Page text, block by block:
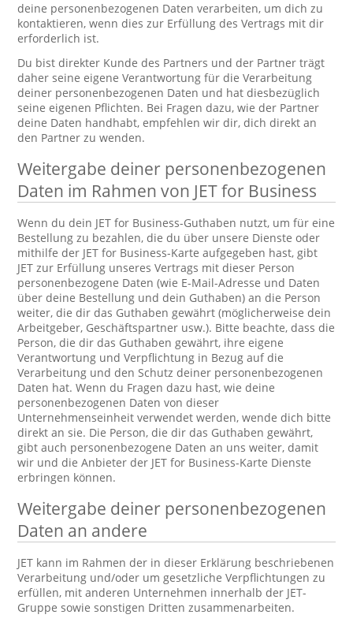
deine personenbezogenen Daten verarbeiten, um dich zu
kontaktieren, wenn dies zur Erfüllung des Vertrags mit dir
erforderlich ist.
Du bist direkter Kunde des Partners und der Partner trägt
daher seine eigene Verantwortung für die Verarbeitung
deiner personenbezogenen Daten und hat diesbezüglich
seine eigenen Pflichten. Bei Fragen dazu, wie der Partner
deine Daten handhabt, empfehlen wir dir, dich direkt an
den Partner zu wenden.
Weitergabe deiner personenbezogenen
Daten im Rahmen von JET for Business
Wenn du dein JET for Business-Guthaben nutzt, um für eine
Bestellung zu bezahlen, die du über unsere Dienste oder
mithilfe der JET for Business-Karte aufgegeben hast, gibt
JET zur Erfüllung unseres Vertrags mit dieser Person
personenbezogene Daten (wie E-Mail-Adresse und Daten
über deine Bestellung und dein Guthaben) an die Person
weiter, die dir das Guthaben gewährt (möglicherweise dein
Arbeitgeber, Geschäftspartner usw.). Bitte beachte, dass die
Person, die dir das Guthaben gewährt, ihre eigene
Verantwortung und Verpflichtung in Bezug auf die
Verarbeitung und den Schutz deiner personenbezogenen
Daten hat. Wenn du Fragen dazu hast, wie deine
personenbezogenen Daten von dieser
Unternehmenseinheit verwendet werden, wende dich bitte
direkt an sie. Die Person, die dir das Guthaben gewährt,
gibt auch personenbezogene Daten an uns weiter, damit
wir und die Anbieter der JET for Business-Karte Dienste
erbringen können.
Weitergabe deiner personenbezogenen
Daten an andere
JET kann im Rahmen der in dieser Erklärung beschriebenen
Verarbeitung und/oder um gesetzliche Verpflichtungen zu
erfüllen, mit anderen Unternehmen innerhalb der JET-
Gruppe sowie sonstigen Dritten zusammenarbeiten.